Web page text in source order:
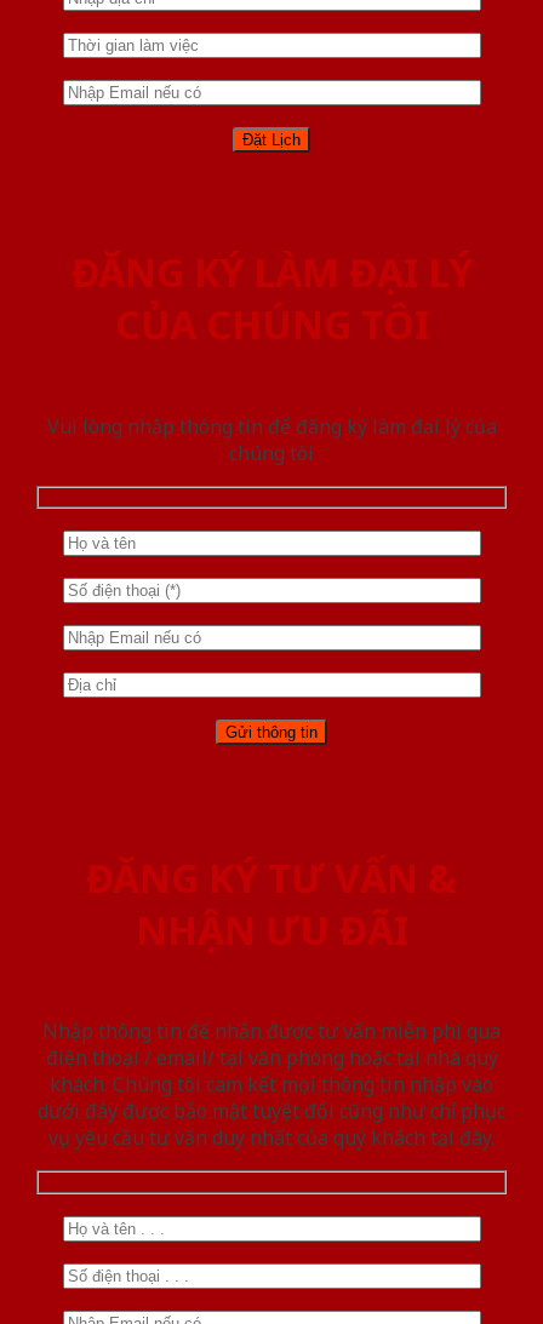
ĐĂNG KÝ LÀM ĐẠI LÝ
CỦA CHÚNG TÔI
Vui lòng nhập thông tin để đăng ký làm đại lý của
chúng tôi
ĐĂNG KÝ TƯ VẤN &
NHẬN ƯU ĐÃI
Nhập thông tin để nhận được tư vấn miễn phí qua
điện thoại / email/ tại văn phòng hoặc tại nhà quý
khách. Chúng tôi cam kết mọi thông tin nhập vào
dưới đây được bảo mật tuyệt đối cũng như chỉ phục
vụ yêu cầu tư vấn duy nhất của quý khách tại đây.